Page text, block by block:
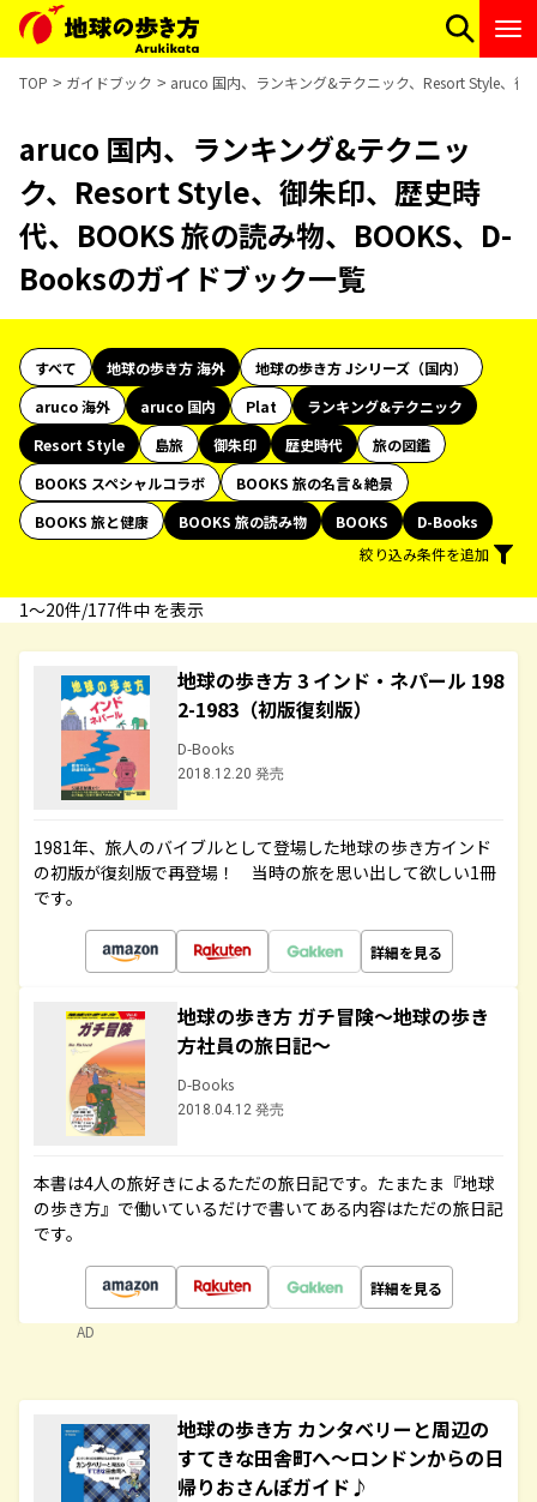
TOP ガイドブック aruco 国内、ランキング&テクニック、Resort Style、
aruco 国内、ランキング&テクニッ
ク、Resort Style、御朱印、歴史時
代、BOOKS 旅の読み物、BOOKS、D-
Booksのガイドブック一覧
すべて 地球の歩き方 海外
地球の歩き方 Jシリーズ（国内）
aruco 海外
aruco 国内 Plat
ランキング&テクニック
Resort Style
島旅 御朱印 歴史時代
旅の図鑑
BOOKS スペシャルコラボ
BOOKS 旅の名言＆絶景
BOOKS 旅と健康
BOOKS 旅の読み物 BOOKS
D-Books
絞り込み条件を追加
1〜20件/177件中 を表示
地球の歩き方 3 インド・ネパール 198
2-1983（初版復刻版）
D-Books
2018.12.20 発売
1981年、旅人のバイブルとして登場した地球の歩き方インド
の初版が復刻版で再登場！ 当時の旅を思い出して欲しい1冊
です。
詳細を見る
地球の歩き方 ガチ冒険～地球の歩き
方社員の旅日記～
D-Books
2018.04.12 発売
本書は4人の旅好きによるただの旅日記です。たまたま『地球
の歩き方』で働いているだけで書いてある内容はただの旅日記
です。
詳細を見る
AD
地球の歩き方 カンタベリーと周辺の
すてきな田舎町へ～ロンドンからの日
帰りおさんぽガイド♪